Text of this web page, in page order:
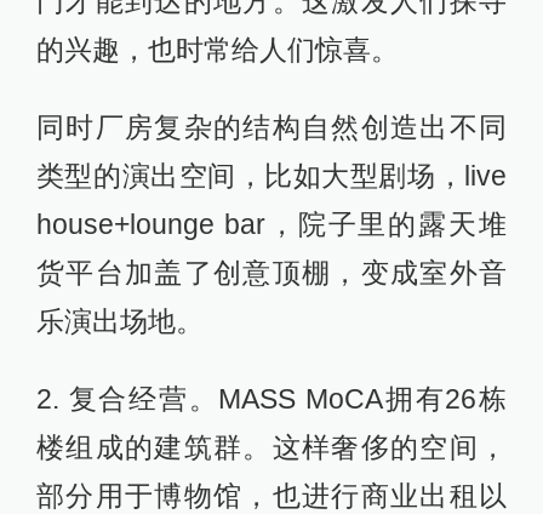
的兴趣，也时常给人们惊喜。
同时厂房复杂的结构自然创造出不同
类型的演出空间，比如大型剧场，live
house+lounge bar，院子里的露天堆
货平台加盖了创意顶棚，变成室外音
乐演出场地。
2. 复合经营。MASS MoCA拥有26栋
楼组成的建筑群。这样奢侈的空间，
部分用于博物馆，也进行商业出租以